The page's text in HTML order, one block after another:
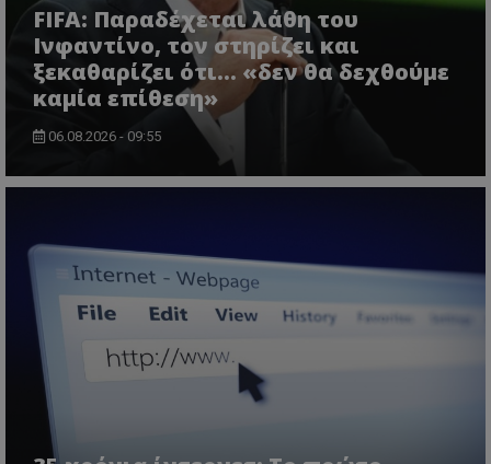
FIFA: Παραδέχεται λάθη του
Ινφαντίνο, τον στηρίζει και
ξεκαθαρίζει ότι... «δεν θα δεχθούμε
καμία επίθεση»
06.08.2026 - 09:55